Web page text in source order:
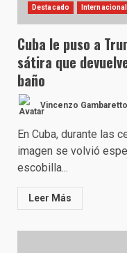
Destacado Internacional
Cuba le puso a
sátira que
baño
Vincenzo Gambaretto
En Cuba, durante las
imagen se volvió
escobilla...
Leer Más